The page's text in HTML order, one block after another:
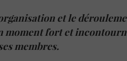
et le
moment fort et
membres.